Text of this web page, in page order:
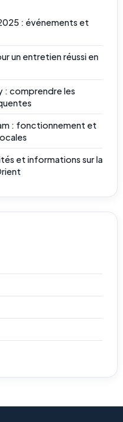
: événements et
un entretien réussi en
: comprendre les
: fonctionnement et
et informations sur la